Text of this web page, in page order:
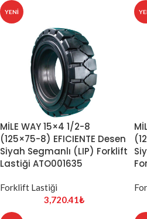
YENI
MİLE WAY 15×4 1/2-8
(125×75-8) EFICIENTE Desen
Siyah Segmanlı (LIP) Forklift
Lastiği ATO001635
Forklift Lastiği
3,720.41₺